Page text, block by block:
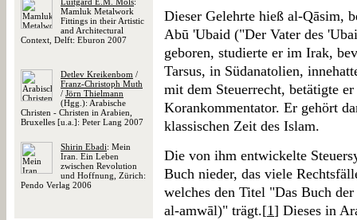
Mamluk Metalwork
Fittings in their Artistic
and Architectural
Context, Delft: Eburon 2007
Detlev Kreikenbom /
Franz-Christoph Muth
/ Jörn Thielmann
(Hgg.): Arabische
Christen - Christen in Arabien,
Bruxelles [u.a.]: Peter Lang 2007
Shirin Ebadi: Mein
Iran. Ein Leben
zwischen Revolution
und Hoffnung, Zürich:
Pendo Verlag 2006
Dieser Gelehrte hieß al-Qāsim,
Abū 'Ubaid ("Der Vater des
geboren, studierte er im Irak,
Tarsus, in Südanatolien,
mit dem Steuerrecht, betätigte
Korankommentator. Er gehört
klassischen Zeit des Islam.
Die von ihm entwickelte
Buch nieder, das viele
welches den Titel "Das Buch
al-amwāl)" trägt.[1] Dieses in